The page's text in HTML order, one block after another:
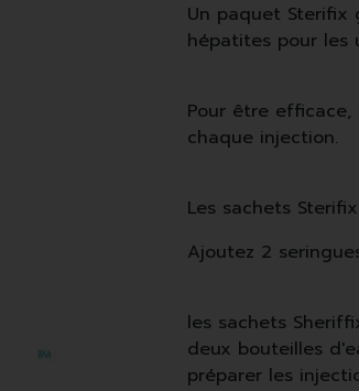
Un paquet Sterifix
hépatites pour les
Pour être
chaque injection.
Les sachets
Ajoutez 2
les sachets
deux bouteilles
préparer les